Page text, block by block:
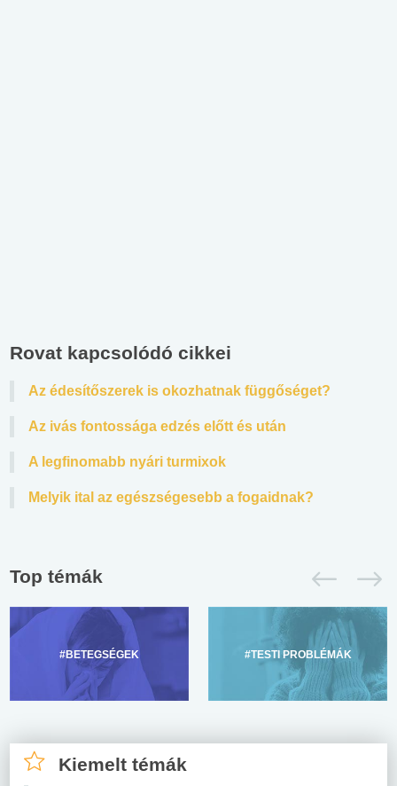
Rovat kapcsolódó cikkei
Az édesítőszerek is okozhatnak függőséget?
Az ivás fontossága edzés előtt és után
A legfinomabb nyári turmixok
Melyik ital az egészségesebb a fogaidnak?
Top témák
#BETEGSÉGEK #TESTI PROBLÉMÁK
Kiemelt témák